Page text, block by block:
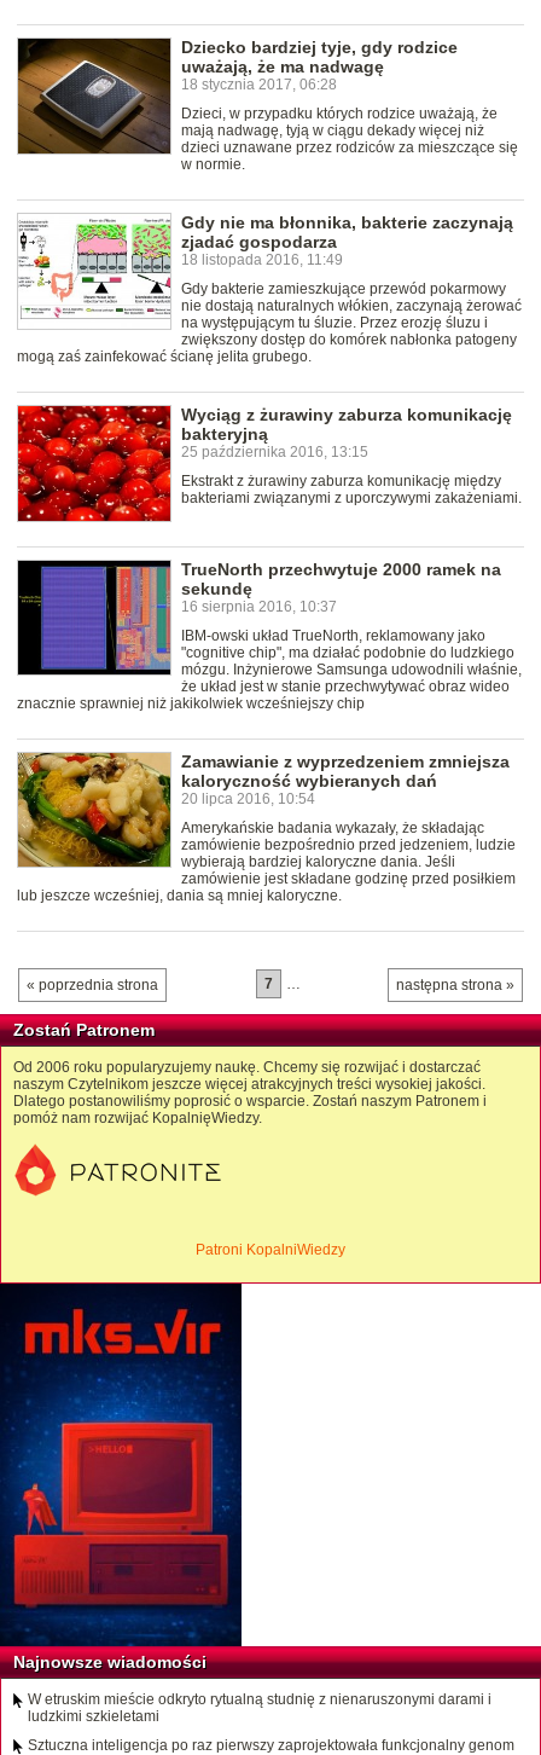
Dziecko bardziej tyje, gdy rodzice
uważają, że ma nadwagę
18 stycznia 2017, 06:28
Dzieci, w przypadku których rodzice uważają, że
mają nadwagę, tyją w ciągu dekady więcej niż
dzieci uznawane przez rodziców za mieszczące się
w normie.
Gdy nie ma błonnika, bakterie zaczynają
zjadać gospodarza
18 listopada 2016, 11:49
Gdy bakterie zamieszkujące przewód pokarmowy
nie dostają naturalnych włókien, zaczynają żerować
na występującym tu śluzie. Przez erozję śluzu i
zwiększony dostęp do komórek nabłonka patogeny
mogą zaś zainfekować ścianę jelita grubego.
Wyciąg z żurawiny zaburza komunikację
bakteryjną
25 października 2016, 13:15
Ekstrakt z żurawiny zaburza komunikację między
bakteriami związanymi z uporczywymi zakażeniami.
TrueNorth przechwytuje 2000 ramek na
sekundę
16 sierpnia 2016, 10:37
IBM-owski układ TrueNorth, reklamowany jako
"cognitive chip", ma działać podobnie do ludzkiego
mózgu. Inżynierowe Samsunga udowodnili właśnie,
że układ jest w stanie przechwytywać obraz wideo
znacznie sprawniej niż jakikolwiek wcześniejszy chip
Zamawianie z wyprzedzeniem zmniejsza
kaloryczność wybieranych dań
20 lipca 2016, 10:54
Amerykańskie badania wykazały, że składając
zamówienie bezpośrednio przed jedzeniem, ludzie
wybierają bardziej kaloryczne dania. Jeśli
zamówienie jest składane godzinę przed posiłkiem
lub jeszcze wcześniej, dania są mniej kaloryczne.
« poprzednia strona następna strona »
7 …
Zostań Patronem
Od 2006 roku popularyzujemy naukę. Chcemy się rozwijać i dostarczać
naszym Czytelnikom jeszcze więcej atrakcyjnych treści wysokiej jakości.
Dlatego postanowiliśmy poprosić o wsparcie. Zostań naszym Patronem i
pomóż nam rozwijać KopalnięWiedzy.
Patroni KopalniWiedzy
Najnowsze wiadomości
W etruskim mieście odkryto rytualną studnię z nienaruszonymi darami i
ludzkimi szkieletami
Sztuczna inteligencja po raz pierwszy zaprojektowała funkcjonalny genom